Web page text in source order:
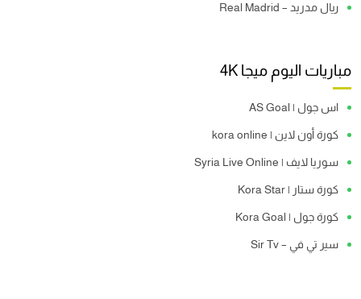
ريال مدريد – Real Madrid
مباريات اليوم ميجا 4K
اس جول | AS Goal
كورة أون لاين | kora online
سوريا لايف | Syria Live Online
كورة ستار | Kora Star
كورة جول | Kora Goal
سير تي في – Sir Tv